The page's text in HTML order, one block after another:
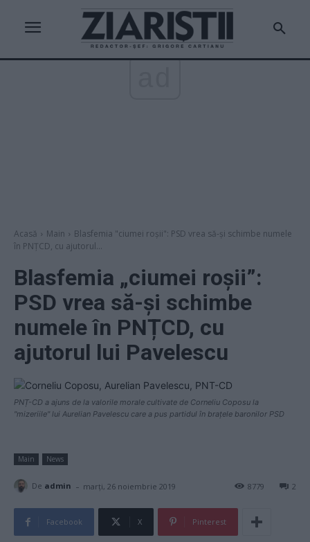
Acasă Main
Blasfemia "ciumei roșii": PSD vrea să-și schimbe numele
în PNȚCD, cu ajutorul...
Blasfemia „ciumei roșii”:
PSD vrea să-și schimbe
numele în PNȚCD, cu
ajutorul lui Pavelescu
PNȚ-CD a ajuns de la valorile morale cultivate de Corneliu Coposu la
"mizeriile" lui Aurelian Pavelescu care a pus partidul în brațele baronilor PSD
Main News
De admin - marți, 26 noiembrie 2019 2
8779
Facebook X Pinterest